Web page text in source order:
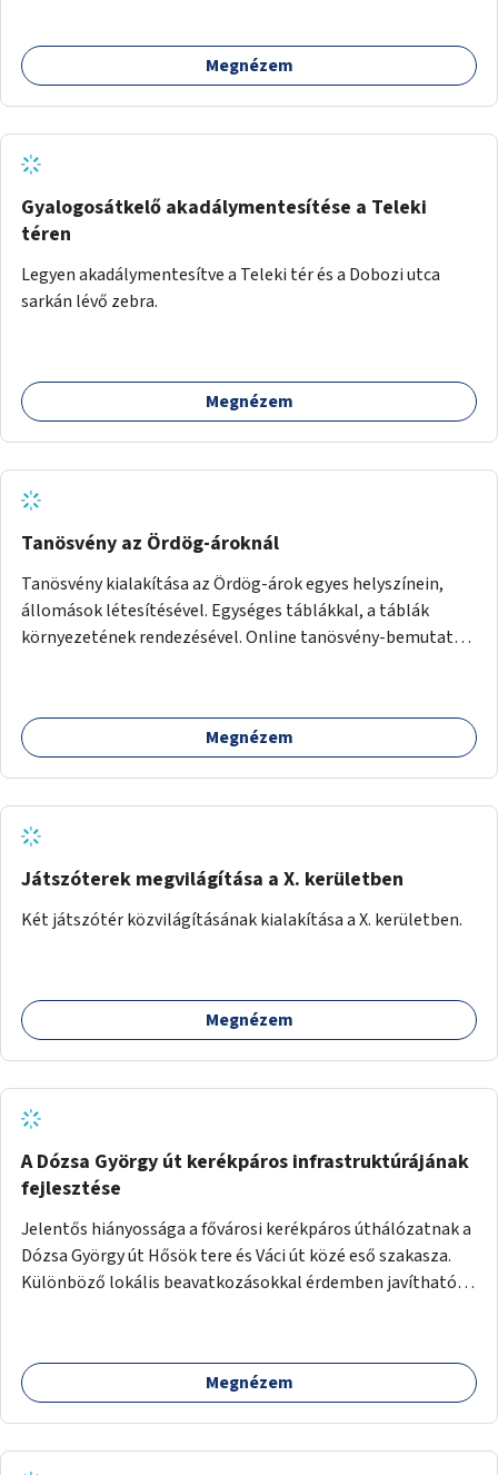
Megnézem
Gyalogosátkelő akadálymentesítése a Teleki
téren
Legyen akadálymentesítve a Teleki tér és a Dobozi utca
sarkán lévő zebra.
Megnézem
Tanösvény az Ördög-ároknál
Tanösvény kialakítása az Ördög-árok egyes helyszínein,
állomások létesítésével. Egységes táblákkal, a táblák
környezetének rendezésével. Online tanösvény-bemutató
Megnézem
Játszóterek megvilágítása a X. kerületben
Két játszótér közvilágításának kialakítása a X. kerületben.
Megnézem
A Dózsa György út kerékpáros infrastruktúrájának
fejlesztése
Jelentős hiányossága a fővárosi kerékpáros úthálózatnak a
Dózsa György út Hősök tere és Váci út közé eső szakasza.
Különböző lokális beavatkozásokkal érdemben javítható
teljes körű, komplex felújítására.
Megnézem